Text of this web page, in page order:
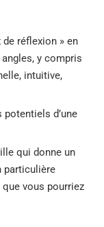
de réflexion » en
y compris
intuitive,
d’une
qui donne un
particulière
vous pourriez